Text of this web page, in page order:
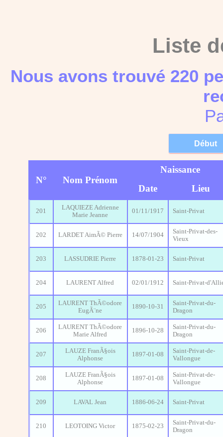
Liste
Nous avons trouvé 220
N° Nom Prénom
Naissance
Date
Lieu
201
LAQUIEZE Adrienne
Marie Jeanne
01/11/1917 Saint-Privat
202 LARDET AimÃ© Pierre 14/07/1904
Saint-Privat-des-
Vieux
203 LASSUDRIE Pierre 1878-01-23 Saint-Privat
204 LAURENT Alfred 02/01/1912 Saint-Privat-
205
LAURENT ThÃ©odore
EugÃ¨ne
1890-10-31
Saint-Privat-du-
Dragon
206
LAURENT ThÃ©odore
Marie Alfred
1896-10-28
Saint-Privat-du-
Dragon
207
LAUZE FranÃ§ois
Alphonse
1897-01-08
Saint-Privat-de-
Vallongue
208
LAUZE FranÃ§ois
Alphonse
1897-01-08
Saint-Privat-de-
Vallongue
209 LAVAL Jean 1886-06-24 Saint-Privat
210 LEOTOING Victor 1875-02-23
Saint-Privat-du-
Dragon